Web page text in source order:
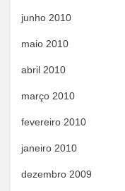
junho 2010
maio 2010
abril 2010
março 2010
fevereiro 2010
janeiro 2010
dezembro 2009